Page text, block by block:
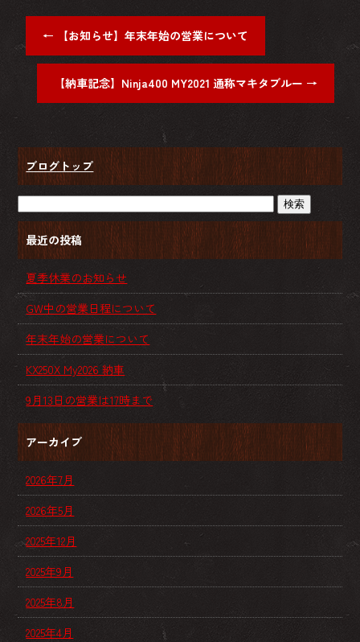
← 【お知らせ】年末年始の営業について
【納車記念】Ninja400 MY2021 通称マキタブルー →
ブログトップ
最近の投稿
夏季休業のお知らせ
GW中の営業日程について
年末年始の営業について
KX250X My2026 納車
9月13日の営業は17時まで
アーカイブ
2026年7月
2026年5月
2025年12月
2025年9月
2025年8月
2025年4月